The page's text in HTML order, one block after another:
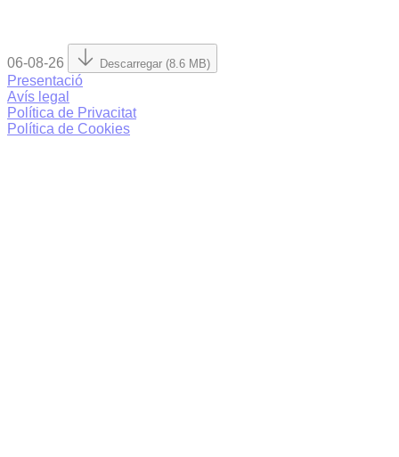
06-08-26 Descarregar (8.6 MB)
Presentació
Avís legal
Política de Privacitat
Política de Cookies